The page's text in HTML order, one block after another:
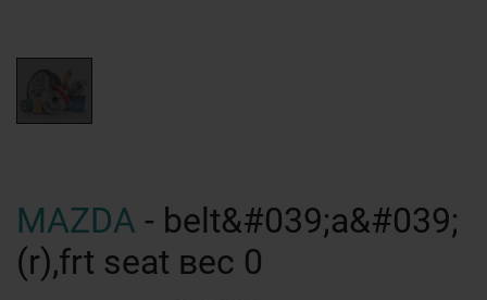
MAZDA - belt&#039;a&#039;
(r),frt seat вес 0